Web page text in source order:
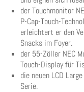
der Touchmonitor
P-Cap-Touch-
erleichtert er den
Snacks im Foyer.
der 55-Zöller NEC
Touch-Display für
die neuen LCD
Serie.